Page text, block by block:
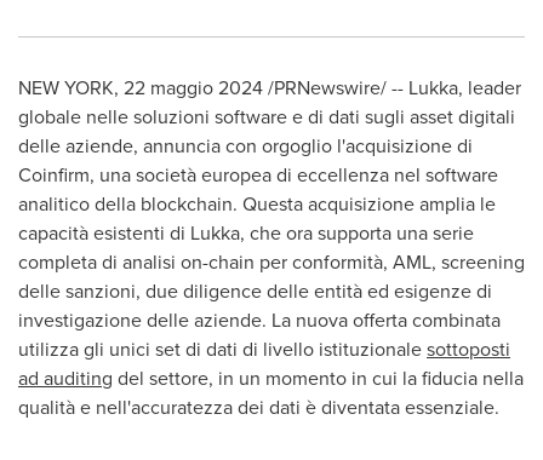
NEW YORK, 22 maggio 2024/PRNewswire/ -- Lukka, leader
globale nelle soluzioni software e di dati sugli asset digitali
delle aziende, annuncia con orgoglio l'acquisizione di
Coinfirm, una società europea di eccellenza nel software
analitico della blockchain. Questa acquisizione amplia le
capacità esistenti di Lukka, che ora supporta una serie
completa di analisi on-chain per conformità, AML, screening
delle sanzioni, due diligence delle entità ed esigenze di
investigazione delle aziende. La nuova offerta combinata
utilizza gli unici set di dati di livello istituzionalesottoposti
ad auditing del settore, in un momento in cui la fiducia nella
qualità e nell'accuratezza dei dati è diventata essenziale.